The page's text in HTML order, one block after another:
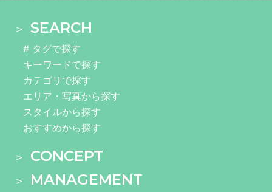
SEARCH
# タグで探す
キーワードで探す
カテゴリで探す
エリア・写真から探す
スタイルから探す
おすすめから探す
CONCEPT
MANAGEMENT